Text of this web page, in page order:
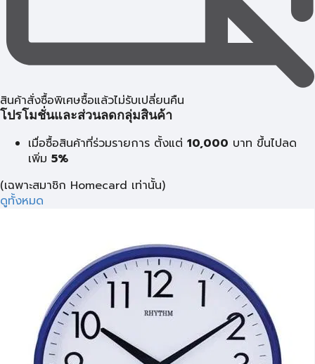
สินค้าสั่งซื้อพิเศษซื้อแล้วไม่รับเปลี่ยนคืน
โปรโมชั่นและส่วนลดกลุ่มสินค้า
เมื่อซื้อสินค้าที่ร่วมรายการ ตั้งแต่ 10,000 บาท ขึ้นไปลด
เพิ่ม 5%
(เฉพาะสมาชิก Homecard เท่านั้น)
ดูทั้งหมด